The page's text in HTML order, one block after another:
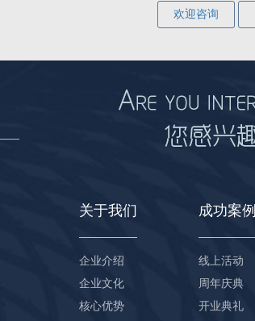
欢迎咨询
关于我们
企业介绍
企业文化
核心优势
成功案例
线上活动
周年庆典
开业典礼